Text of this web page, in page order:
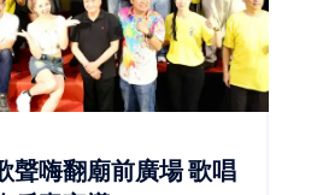
嗨翻廟前廣場 歌唱